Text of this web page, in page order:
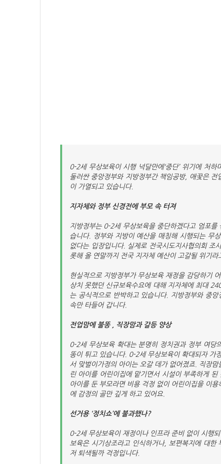
0-2세 무상보육이 시행 넉달만에‘중단’ 위기에 처
둘러싼 중앙정부와 지방정부간 책임공방, 애꿎은
이 가열되고 있습니다.
지자체와 정부 신경전에 부모 속 터져
지방정부는 0-2세 무상보육을 중단하겠다고 엄포
습니다. 정부와 지방이 예산을 매칭해 시행되는 무
없다는 입장입니다. 실제로 전국시도지사협의회
롯해 올 연말까지 전국 지자체 예산이 고갈될 위기라
현실적으로 지방정부가 무상보육 재정을 감당하기
상치 못했던 신규보육수요에 대해 지자체에 최대
는 공식적으로 반박하고 있습니다. 지방정부와 중
속만 타들어 갑니다.
전업맘에 불똥 , 직장맘과 갈등 양상
0-2세 무상보육 확대는 분명히 정치권과 정부 여당
똥이 튀고 있습니다. 0-2세 무상보육이 확대되자 가
서 맞벌이가정의 아이는 오갈 데가 없어졌죠. 직장
린 아이를 어린이집에 맡기면서 시설이 부족하게
아이를 둔 부모라면 비용 걱정 없이 어린이집을 이
에 감정의 골만 깊게 하고 있어요.
선거용 ‘정치쇼’에 불과했나?
0-2세 무상보육이 재정이나 인프라 준비 없이 시행
보육은 시기상조라고 인식하거나, 보편복지에 대한
저 퇴색될까 걱정입니다.